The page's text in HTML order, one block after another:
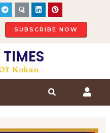
SUBSCRIBE NOW
Kokan